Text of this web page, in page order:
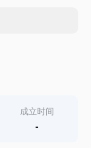
成立时间
-